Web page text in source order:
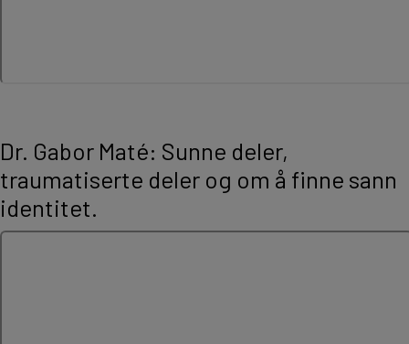
Dr. Gabor Maté: Sunne deler,
traumatiserte deler og om å finne sann
identitet.